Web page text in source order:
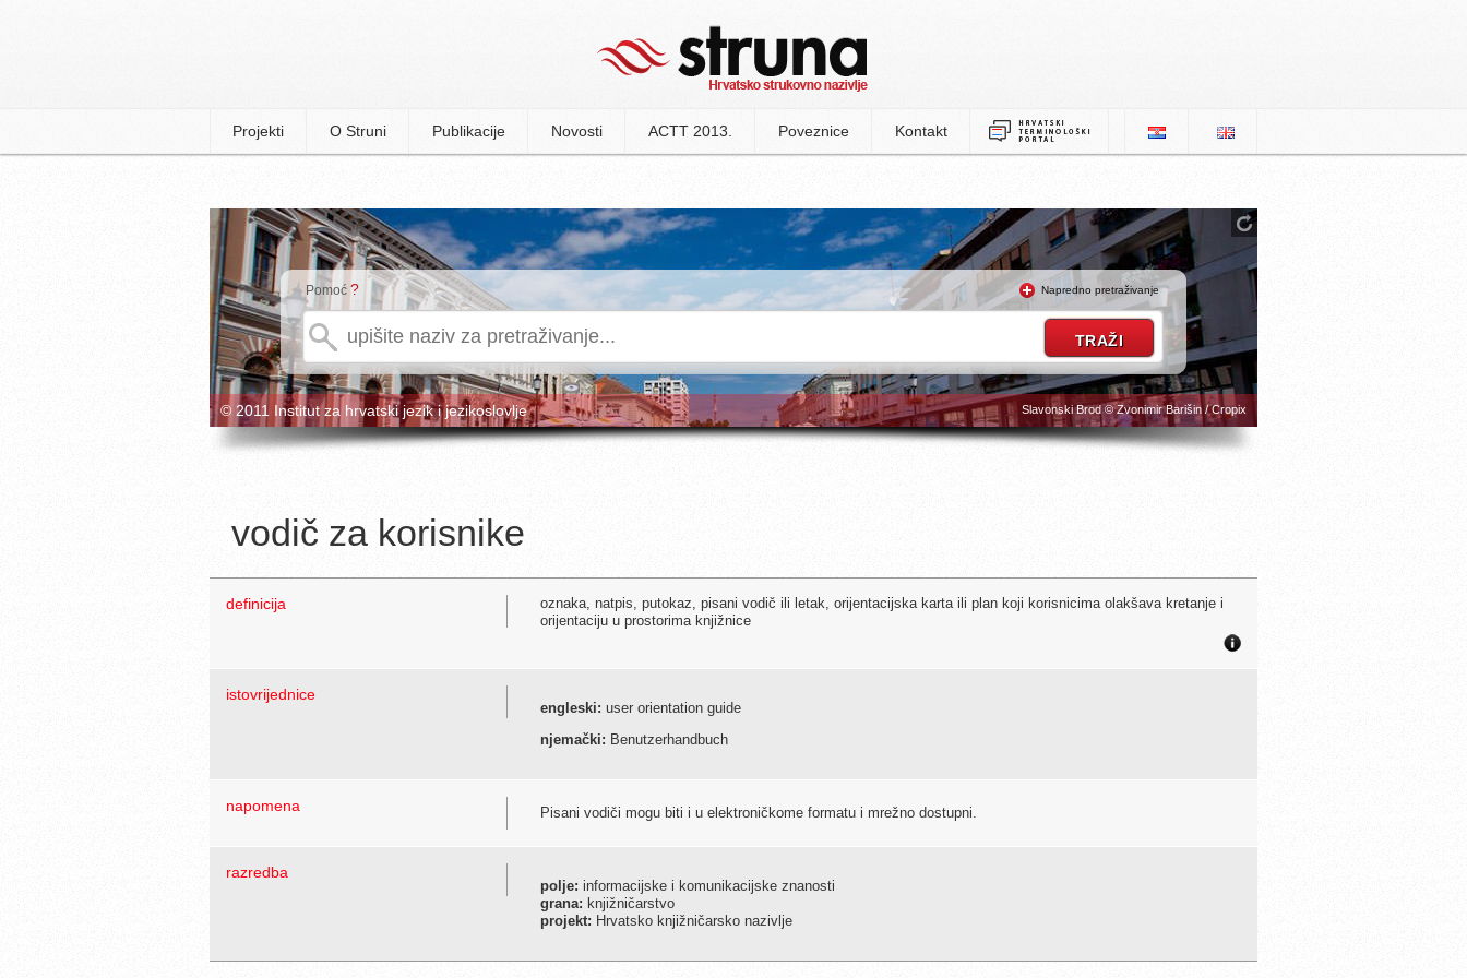
Projekti O Struni Publikacije Novosti ACTT 2013. Poveznice Kontakt
Pomoć ? Napredno pretraživanje
© 2011 Institut za hrvatski jezik i jezikoslovlje Slavonski Brod © Zvonimir Barišin / Cropix
vodič za korisnike
definicija
oznaka, natpis, putokaz, pisani vodič ili letak, orijentacijska karta ili plan koji korisnicima olakšava kretanje i
orijentaciju u prostorima knjižnice
istovrijednice
engleski: user orientation guide
njemački: Benutzerhandbuch
napomena Pisani vodiči mogu biti i u elektroničkome formatu i mrežno dostupni.
razredba
polje: informacijske i komunikacijske znanosti
grana: knjižničarstvo
projekt: Hrvatsko knjižničarsko nazivlje